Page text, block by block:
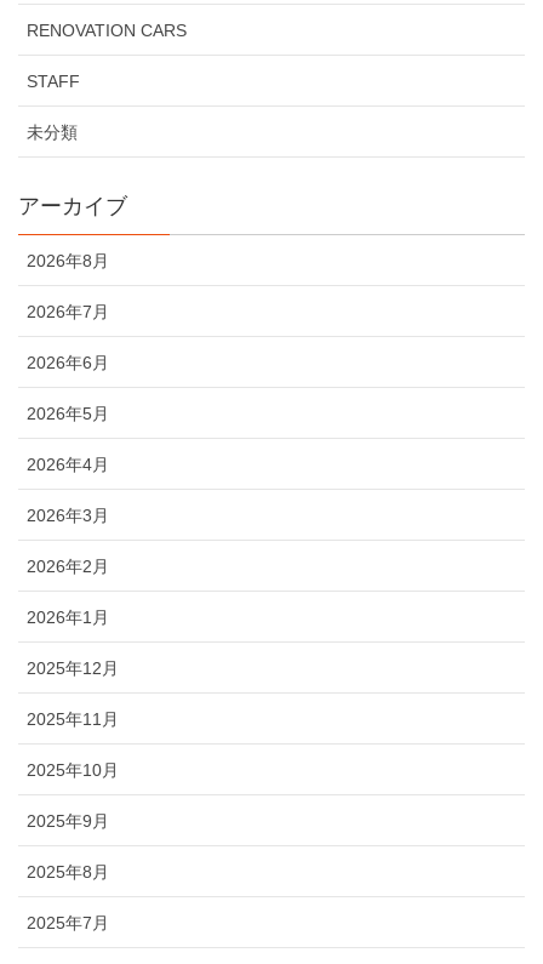
RENOVATION CARS
STAFF
未分類
アーカイブ
2026年8月
2026年7月
2026年6月
2026年5月
2026年4月
2026年3月
2026年2月
2026年1月
2025年12月
2025年11月
2025年10月
2025年9月
2025年8月
2025年7月